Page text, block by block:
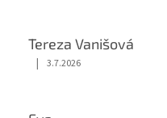
Tereza Vanišová
Hodnocení obchodu je 5 z 5
| 3.7.2026